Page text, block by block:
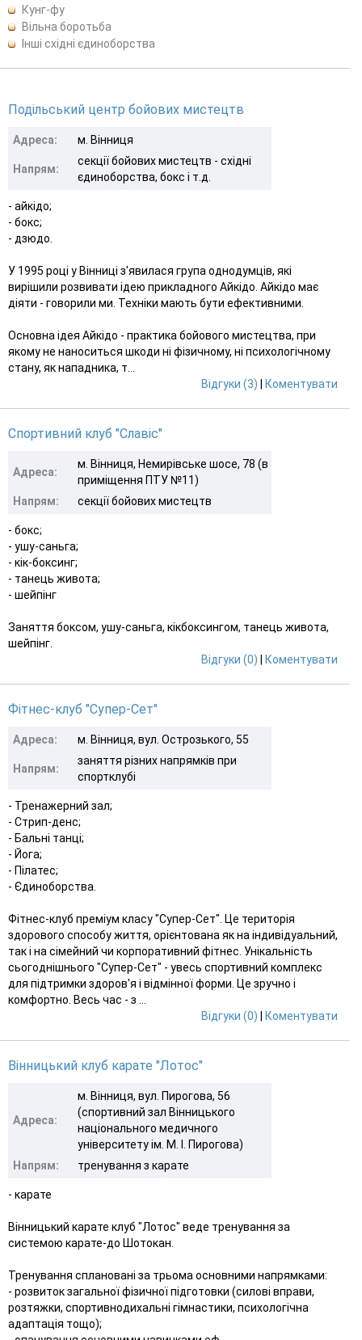
Кунг-фу
Вільна боротьба
Інші східні єдиноборства
Подільський центр бойових мистецтв
Адреса: м. Вінниця
Напрям:
секції бойових мистецтв - східні
єдиноборства, бокс і т.д.
- айкідо;
- бокс;
- дзюдо.
У 1995 році у Вінниці з'явилася група однодумців, які
вирішили розвивати ідею прикладного Айкідо. Айкідо має
діяти - говорили ми. Техніки мають бути ефективними.
Основна ідея Айкідо - практика бойового мистецтва, при
якому не наноситься шкоди ні фізичному, ні психологічному
стану, як нападника, т...
Відгуки (3)
Коментувати
Спортивний клуб "Славіс"
Адреса:
м. Вінниця, Немирівське шосе, 78 (в
приміщення ПТУ №11)
Напрям:
секції бойових мистецтв
- бокс;
- ушу-саньга;
- кік-боксинг;
- танець живота;
- шейпінг
Заняття боксом, ушу-саньга, кікбоксингом, танець живота,
шейпінг.
Відгуки (0)
Коментувати
Фітнес-клуб "Супер-Сет"
Адреса: м. Вінниця, вул. Острозького, 55
Напрям:
заняття різних напрямків при
спортклубі
- Тренажерний зал;
- Стрип-денс;
- Бальні танці;
- Йога;
- Пілатес;
- Єдиноборства.
Фітнес-клуб преміум класу "Супер-Сет". Це територія
здорового способу життя, орієнтована як на індивідуальний,
так і на сімейний чи корпоративний фітнес. Унікальність
сьогоднішнього "Супер-Сет" - увесь спортивний комплекс
для підтримки здоров'я і відмінної форми. Це зручно і
комфортно. Весь час - з ...
Відгуки (0)
Коментувати
Вінницький клуб карате "Лотос"
Адреса:
м. Вінниця, вул. Пирогова, 56
(спортивний зал Вінницького
національного медичного
університету ім. М. І. Пирогова)
Напрям:
тренування з карате
- карате
Вінницький карате клуб "Лотос" веде тренування за
системою карате-до Шотокан.
Тренування сплановані за трьома основними напрямками:
- розвиток загальної фізичної підготовки (силові вправи,
розтяжки, спортивно­дихальні гімнастики, психологічна
адаптація тощо);